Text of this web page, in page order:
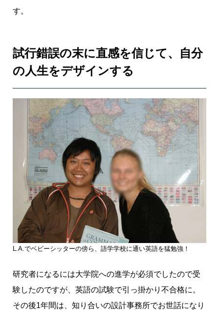
す。
試行錯誤の末に直感を信じて、自分
の人生をデザインする
L.A.でベビーシッターの傍ら、語学学校に通い英語を猛勉強！
研究者になるには大学院への進学が必須でしたので受
験したのですが、英語の試験で引っ掛かり不合格に。
その後1年間は、知り合いの設計事務所でお世話になり